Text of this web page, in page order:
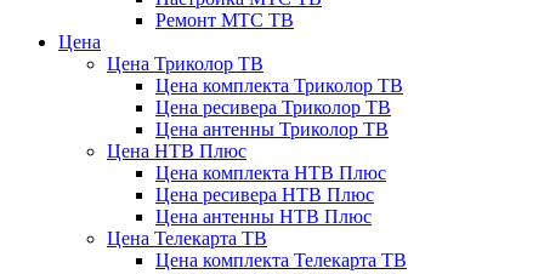
Ремонт МТС ТВ
Цена
Цена Триколор ТВ
Цена комплекта Триколор ТВ
Цена ресивера Триколор ТВ
Цена антенны Триколор ТВ
Цена НТВ Плюс
Цена комплекта НТВ Плюс
Цена ресивера НТВ Плюс
Цена антенны НТВ Плюс
Цена Телекарта ТВ
Цена комплекта Телекарта ТВ